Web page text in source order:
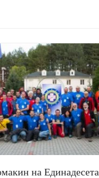
на Единадесета